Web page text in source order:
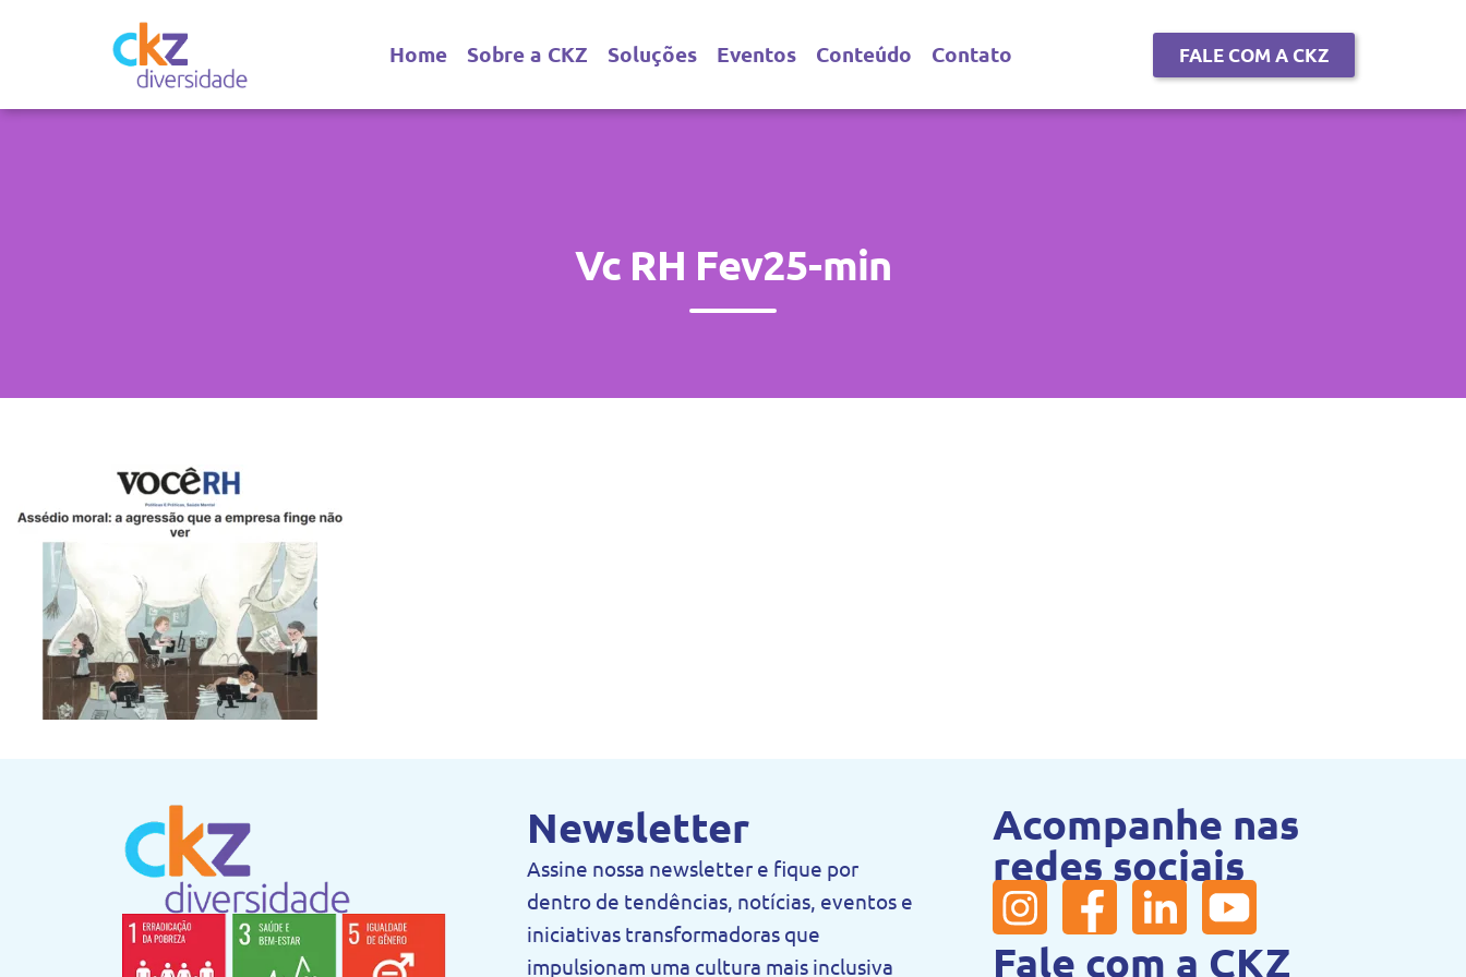
Home Sobre a CKZ Soluções Eventos Conteúdo Contato FALE COM A CKZ
Vc RH Fev25-min
Newsletter
Assine nossa newsletter e fique por
dentro de tendências, notícias, eventos e
iniciativas transformadoras que
impulsionam uma cultura mais inclusiva
Acompanhe nas
redes sociais
Fale com a CKZ